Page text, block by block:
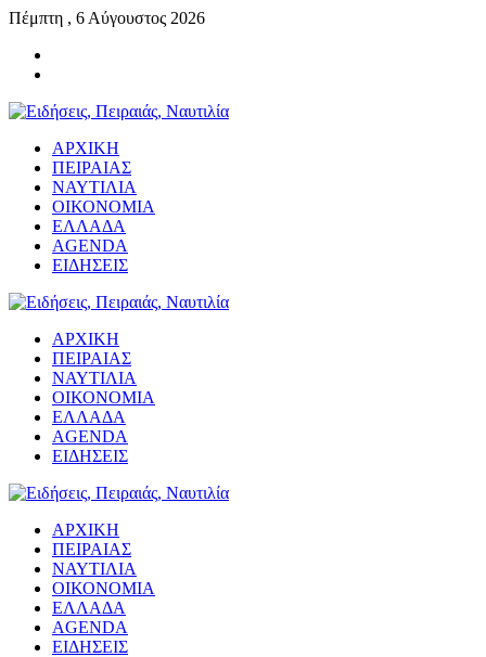
Πέμπτη , 6 Αύγουστος 2026
ΑΡΧΙΚΗ
ΠΕΙΡΑΙΑΣ
ΝΑΥΤΙΛΙΑ
ΟΙΚΟΝΟΜΙΑ
ΕΛΛΑΔΑ
AGENDA
ΕΙΔΗΣΕΙΣ
ΑΡΧΙΚΗ
ΠΕΙΡΑΙΑΣ
ΝΑΥΤΙΛΙΑ
ΟΙΚΟΝΟΜΙΑ
ΕΛΛΑΔΑ
AGENDA
ΕΙΔΗΣΕΙΣ
ΑΡΧΙΚΗ
ΠΕΙΡΑΙΑΣ
ΝΑΥΤΙΛΙΑ
ΟΙΚΟΝΟΜΙΑ
ΕΛΛΑΔΑ
AGENDA
ΕΙΔΗΣΕΙΣ